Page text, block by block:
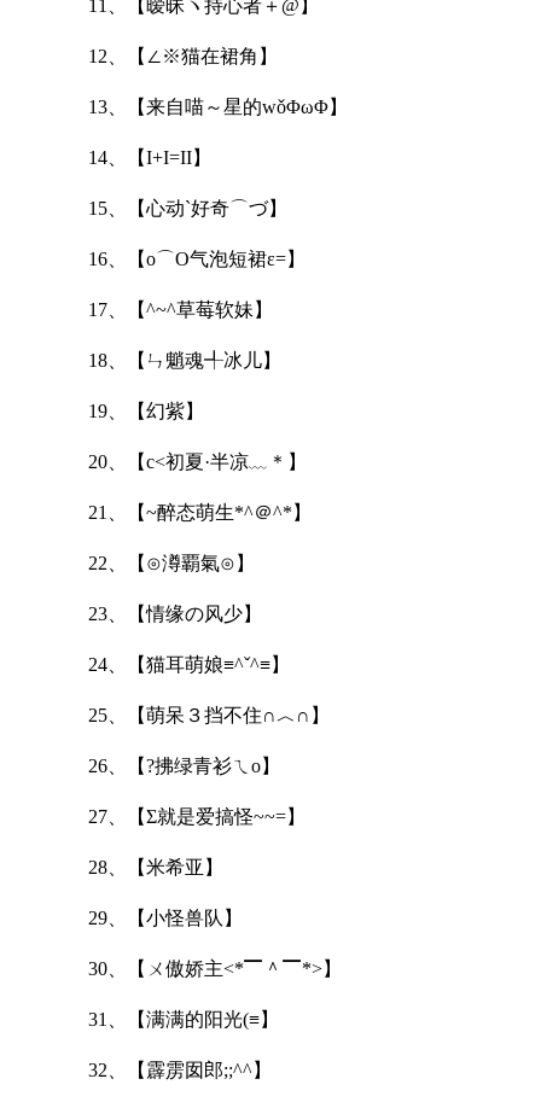
11、【暧昧ヽ持心者＋@】
12、【∠※猫在裙角】
13、【来自喵～星的wǒΦωΦ】
14、【I+I=II】
15、【心动`好奇⌒づ】
16、【o⌒О气泡短裙ε=】
17、【^~^草莓软妹】
18、【ㄣ魈魂╃冰儿】
19、【幻紫】
20、【c<初夏·半凉﹏＊】
21、【~醉态萌生*^＠^*】
22、【⊙澊覇氣⊙】
23、【情缘の风少】
24、【猫耳萌娘≡^ˇ^≡】
25、【萌呆３挡不住∩︿∩】
26、【?拂绿青衫ㄟo】
27、【Σ就是爱搞怪~~=】
28、【米希亚】
29、【小怪兽队】
30、【ㄨ傲娇主<*▔＾▔*>】
31、【满满的阳光(≡】
32、【霹雳囡郎;;^^】